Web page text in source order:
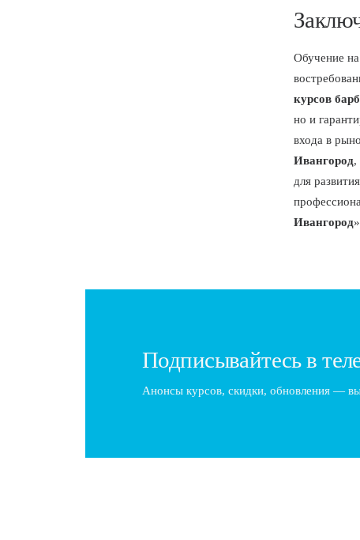
Обучение
курсов
но и
входа в
Ивангород,
для
Ивангород
Подписывайтесь в
Анонсы курсов, скидки, обновления —